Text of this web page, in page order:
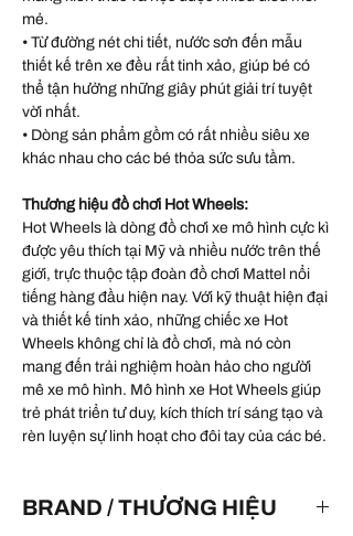
mẻ.
• Từ đường nét chi tiết, nước sơn đến mẫu
thiết kế trên xe đều rất tinh xảo, giúp bé có
thể tận hưởng những giây phút giải trí tuyệt
vời nhất.
• Dòng sản phẩm gồm có rất nhiều siêu xe
khác nhau cho các bé thỏa sức sưu tầm.
Thương hiệu đồ chơi Hot Wheels:
Hot Wheels là dòng đồ chơi xe mô hình cực kì
được yêu thích tại Mỹ và nhiều nước trên thế
giới, trực thuộc tập đoàn đồ chơi Mattel nổi
tiếng hàng đầu hiện nay. Với kỹ thuật hiện đại
và thiết kế tinh xảo, những chiếc xe Hot
Wheels không chỉ là đồ chơi, mà nó còn
mang đến trải nghiệm hoàn hảo cho người
mê xe mô hình. Mô hình xe Hot Wheels giúp
trẻ phát triển tư duy, kích thích trí sáng tạo và
rèn luyện sự linh hoạt cho đôi tay của các bé.
BRAND / THƯƠNG HIỆU